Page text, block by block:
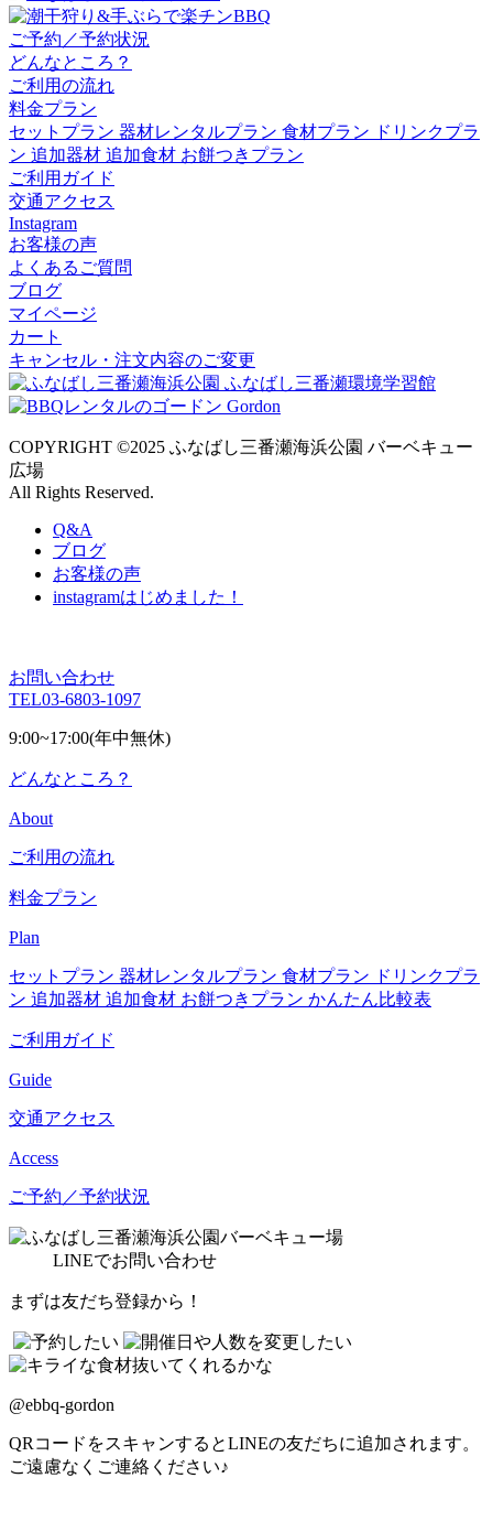
ご予約／予約状況
どんなところ？
ご利用の流れ
料金プラン
セットプラン 器材レンタルプラン 食材プラン ドリンクプラ
ン 追加器材 追加食材 お餅つきプラン
ご利用ガイド
交通アクセス
Instagram
お客様の声
よくあるご質問
ブログ
マイページ
カート
キャンセル・注文内容のご変更
COPYRIGHT ©2025 ふなばし三番瀬海浜公園 バーベキュー
広場
All Rights Reserved.
Q&A
ブログ
お客様の声
instagramはじめました！
お問い合わせ
TEL03-6803-1097
9:00~17:00(年中無休)
どんなところ？
About
ご利用の流れ
料金プラン
Plan
セットプラン 器材レンタルプラン 食材プラン ドリンクプラ
ン 追加器材 追加食材 お餅つきプラン かんたん比較表
ご利用ガイド
Guide
交通アクセス
Access
ご予約／予約状況
LINEでお問い合わせ
まずは友だち登録から！
@ebbq-gordon
QRコードをスキャンするとLINEの友だちに追加されます。
ご遠慮なくご連絡ください♪